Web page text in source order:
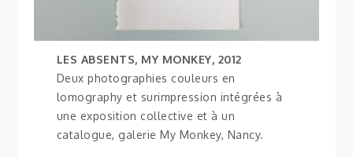
LES ABSENTS, MY MONKEY, 2012
Deux photographies couleurs en
lomography et surimpression intégrées à
une exposition collective et à un
catalogue, galerie My Monkey, Nancy.